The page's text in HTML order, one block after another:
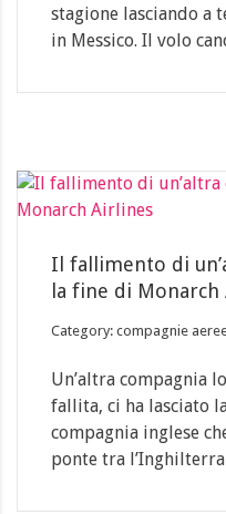
stagione lasciando a
in Messico. Il volo
Il fallimento di
la fine di
Category: compagnie
Un’altra compagnia
fallita, ci ha lasciato
compagnia inglese
ponte tra